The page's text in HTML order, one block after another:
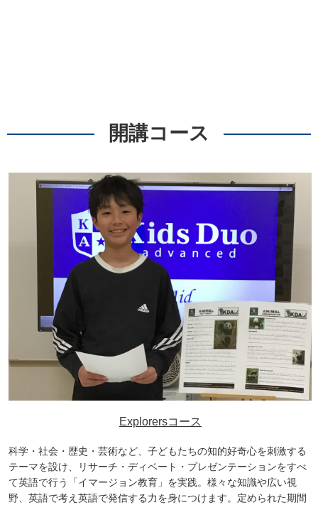
開講コース
Explorersコース
科学・社会・歴史・芸術など、子どもたちの知的好奇心を刺激する
テーマを設け、リサーチ・ディベート・プレゼンテーションをすべ
て英語で行う「イマージョン教育」を実践。様々な知識や広い視
野、英語で考え英語で発信する力を身につけます。定められた期間